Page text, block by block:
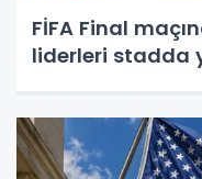
FİFA Final
liderleri stadda